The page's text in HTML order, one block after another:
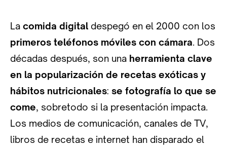
La comida digital despegó en el 2000 con los
primeros teléfonos móviles con cámara. Dos
décadas después, son una herramienta clave
en la popularización de recetas exóticas y
hábitos nutricionales: se fotografía lo que se
come, sobretodo si la presentación impacta.
Los medios de comunicación, canales de TV,
libros de recetas e internet han disparado el